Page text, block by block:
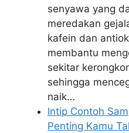
senyawa yang
meredakan
kafein dan
membantu
sekitar
sehingga
naik…
Intip Contoh
Penting Kamu